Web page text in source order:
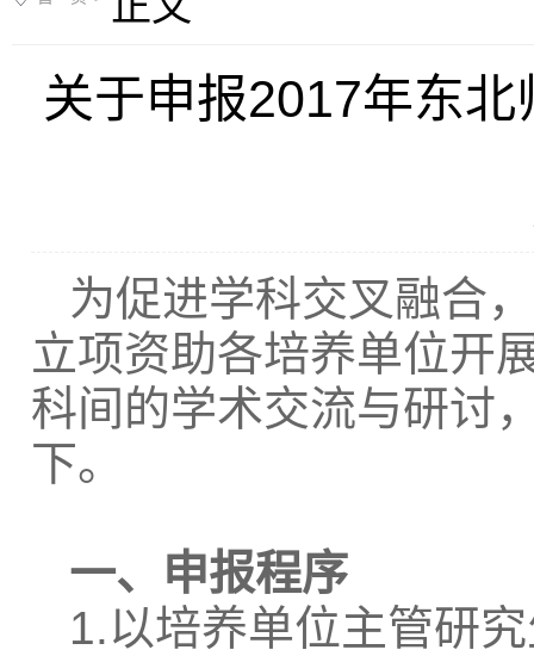
关于申报2017年东
为促进学科交叉融合
立项资助各培养单位开
科间的学术交流与研讨
下。
一、申报程序
1.以培养单位主管研